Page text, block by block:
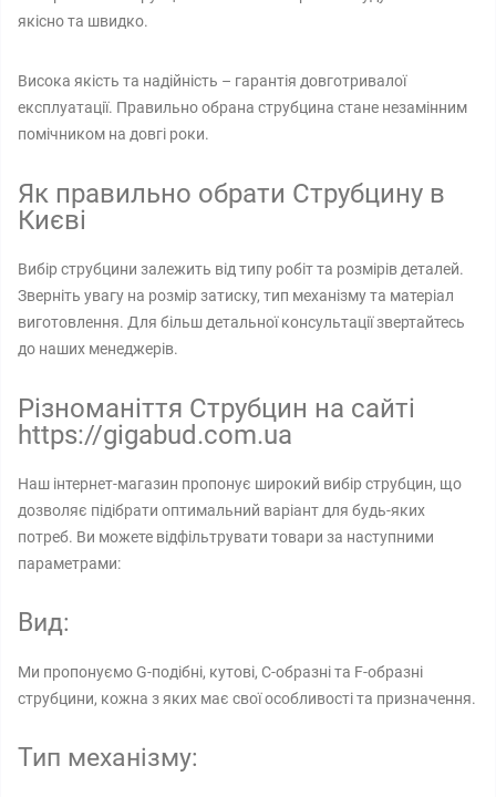
якісно та швидко.
Висока якість та надійність – гарантія довготривалої
експлуатації. Правильно обрана струбцина стане незамінним
помічником на довгі роки.
Як правильно обрати Струбцину в
Києві
Вибір струбцини залежить від типу робіт та розмірів деталей.
Зверніть увагу на розмір затиску, тип механізму та матеріал
виготовлення. Для більш детальної консультації звертайтесь
до наших менеджерів.
Різноманіття Струбцин на сайті
https://gigabud.com.ua
Наш інтернет-магазин пропонує широкий вибір струбцин, що
дозволяє підібрати оптимальний варіант для будь-яких
потреб. Ви можете відфільтрувати товари за наступними
параметрами:
Вид:
Ми пропонуємо G-подібні, кутові, C-образні та F-образні
струбцини, кожна з яких має свої особливості та призначення.
Тип механізму: